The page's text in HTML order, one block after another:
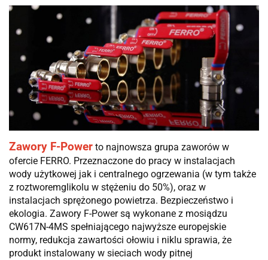
Zawory F-Power to najnowsza grupa zaworów w
ofercie FERRO. Przeznaczone do pracy w instalacjach
wody użytkowej jak i centralnego ogrzewania (w tym także
z roztworemglikolu w stężeniu do 50%), oraz w
instalacjach sprężonego powietrza. Bezpieczeństwo i
ekologia. Zawory F-Power są wykonane z mosiądzu
CW617N-4MS spełniającego najwyższe europejskie
normy, redukcja zawartości ołowiu i niklu sprawia, że
produkt instalowany w sieciach wody pitnej